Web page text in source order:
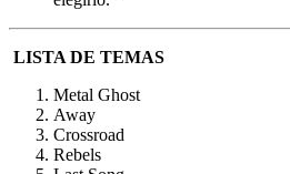
LISTA DE TEMAS
Metal Ghost
Away
Crossroad
Rebels